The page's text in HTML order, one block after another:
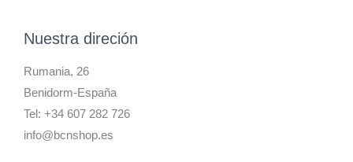
Nuestra direción
Rumania, 26
Benidorm-España
Tel: +34 607 282 726
info@bcnshop.es